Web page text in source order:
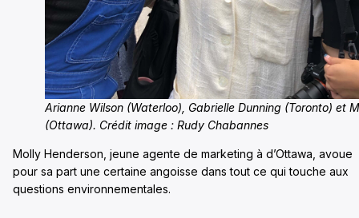
Arianne Wilson (Waterloo), Gabrielle Dunning (Toronto) et
(Ottawa). Crédit image : Rudy Chabannes
Molly Henderson, jeune agente de marketing à d’Ottawa, avoue
pour sa part une certaine angoisse dans tout ce qui touche aux
questions environnementales.